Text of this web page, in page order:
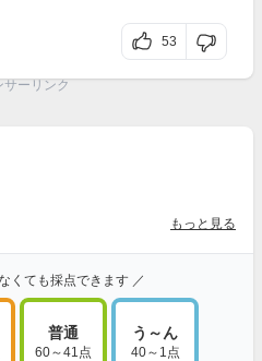
53
サーリンク
もっと見る
くても採点できます ／
普通
60～41点
う～ん
40～1点